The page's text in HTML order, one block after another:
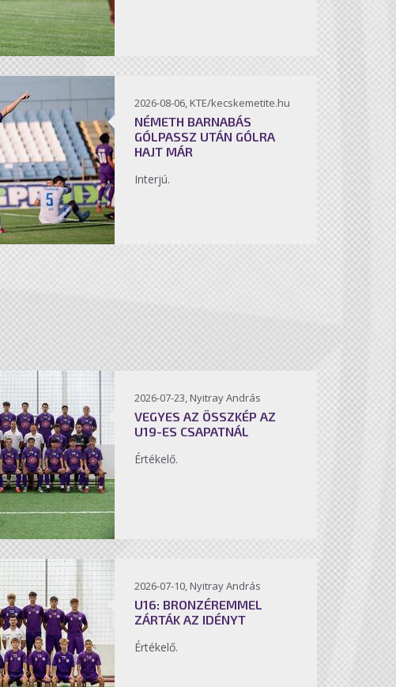
2026-08-06, KTE/kecskemetite.hu
NÉMETH BARNABÁS
GÓLPASSZ UTÁN GÓLRA
HAJT MÁR
Interjú.
2026-07-23, Nyitray András
VEGYES AZ ÖSSZKÉP AZ
U19-ES CSAPATNÁL
Értékelő.
2026-07-10, Nyitray András
U16: BRONZÉREMMEL
ZÁRTÁK AZ IDÉNYT
Értékelő.